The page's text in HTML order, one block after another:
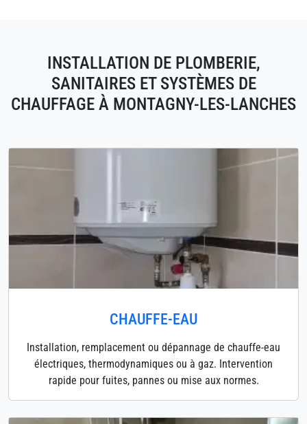
INSTALLATION DE PLOMBERIE,
SANITAIRES ET SYSTÈMES DE
CHAUFFAGE À MONTAGNY-LES-LANCHES
CHAUFFE-EAU
Installation, remplacement ou dépannage de chauffe-eau
électriques, thermodynamiques ou à gaz. Intervention
rapide pour fuites, pannes ou mise aux normes.